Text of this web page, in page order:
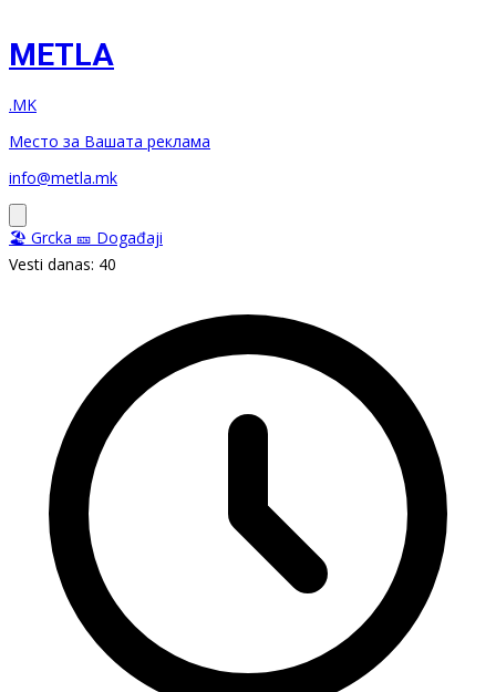
METLA
.MK
Место за Вашата реклама
info@metla.mk
🏖️ Grcka 🎫 Događaji
Vesti danas: 40